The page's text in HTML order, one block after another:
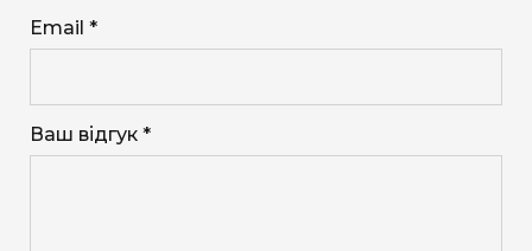
Email *
Ваш відгук *